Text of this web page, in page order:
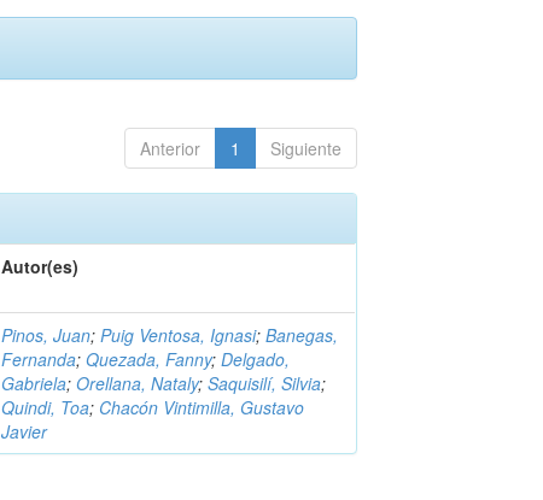
Anterior 1 Siguiente
Autor(es)
Pinos, Juan;Puig Ventosa, Ignasi;Banegas,
Fernanda;Quezada, Fanny;Delgado,
Gabriela;Orellana, Nataly;Saquisilí, Silvia;
Quindi, Toa; Chacón Vintimilla, Gustavo
Javier